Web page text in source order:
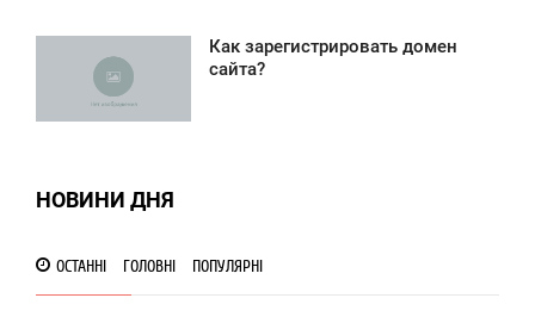
Как зарегистрировать домен
сайта?
НОВИНИ ДНЯ
ОСТАННІ ГОЛОВНІ ПОПУЛЯРНІ